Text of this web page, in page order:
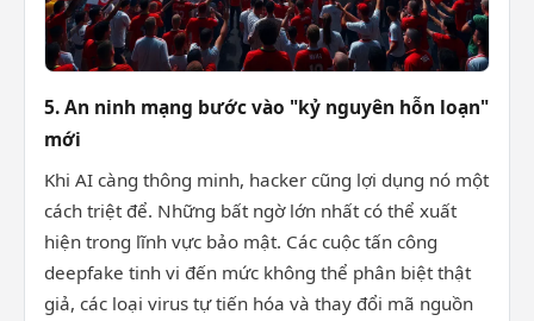
5. An ninh mạng bước vào "kỷ nguyên hỗn loạn"
mới
Khi AI càng thông minh, hacker cũng lợi dụng nó một
cách triệt để. Những bất ngờ lớn nhất có thể xuất
hiện trong lĩnh vực bảo mật. Các cuộc tấn công
deepfake tinh vi đến mức không thể phân biệt thật
giả, các loại virus tự tiến hóa và thay đổi mã nguồn